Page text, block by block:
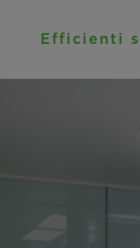
Efficienti